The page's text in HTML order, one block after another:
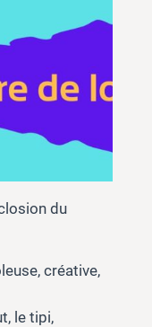
du
créative,
le tipi,